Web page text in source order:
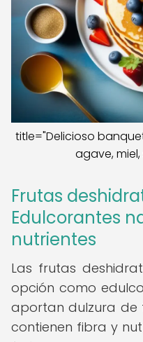
title="Delicioso
agave,
Frutas
Edulcorantes
nutrientes
Las frutas
opción como
aportan dulzura
contienen fibra y